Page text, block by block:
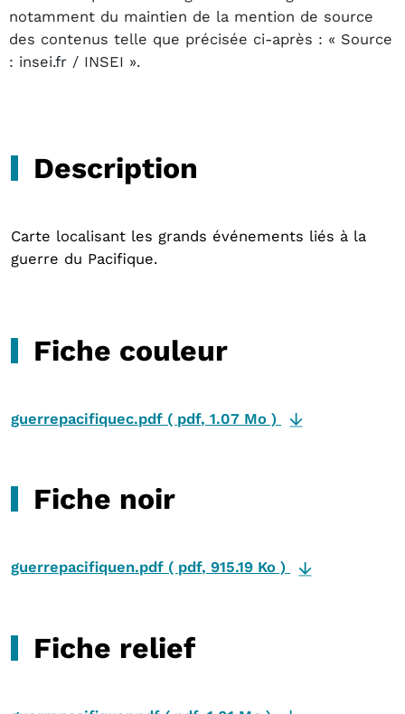
notamment du maintien de la mention de source
des contenus telle que précisée ci-après : « Source
: insei.fr / INSEI ».
Description
Carte localisant les grands événements liés à la
guerre du Pacifique.
Fiche couleur
guerrepacifiquec.pdf ( pdf, 1.07 Mo )
Fiche noir
guerrepacifiquen.pdf ( pdf, 915.19 Ko )
Fiche relief